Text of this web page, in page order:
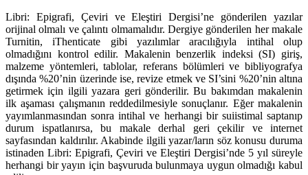
Libri: Epigrafi, Çeviri ve Eleştiri Dergisi’ne gönderilen yazılar
orijinal olmalı ve çalıntı olmamalıdır. Dergiye gönderilen her makale
Turnitin, iThenticate gibi yazılımlar aracılığıyla intihal olup
olmadığını kontrol edilir. Makalenin benzerlik indeksi (SI) giriş,
malzeme yöntemleri, tablolar, referans bölümleri ve bibliyografya
dışında %20’nin üzerinde ise, revize etmek ve SI’sini %20’nin altına
getirmek için ilgili yazara geri gönderilir. Bu bakımdan makalenin
ilk aşaması çalışmanın reddedilmesiyle sonuçlanır. Eğer makalenin
yayımlanmasından sonra intihal ve herhangi bir suiistimal saptanıp
durum ispatlanırsa, bu makale derhal geri çekilir ve internet
sayfasından kaldırılır. Akabinde ilgili yazar/ların söz konusu duruma
istinaden Libri: Epigrafi, Çeviri ve Eleştiri Dergisi’nde 5 yıl süreyle
herhangi bir yayın için başvuruda bulunmaya uygun olmadığı kabul